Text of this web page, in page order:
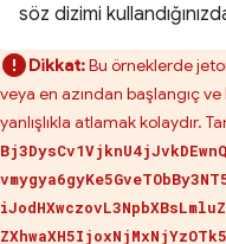
söz dizimi
Dikkat:Bu örneklerde
veya en azından başlangıç
yanlışlıkla atlamak kolaydır.